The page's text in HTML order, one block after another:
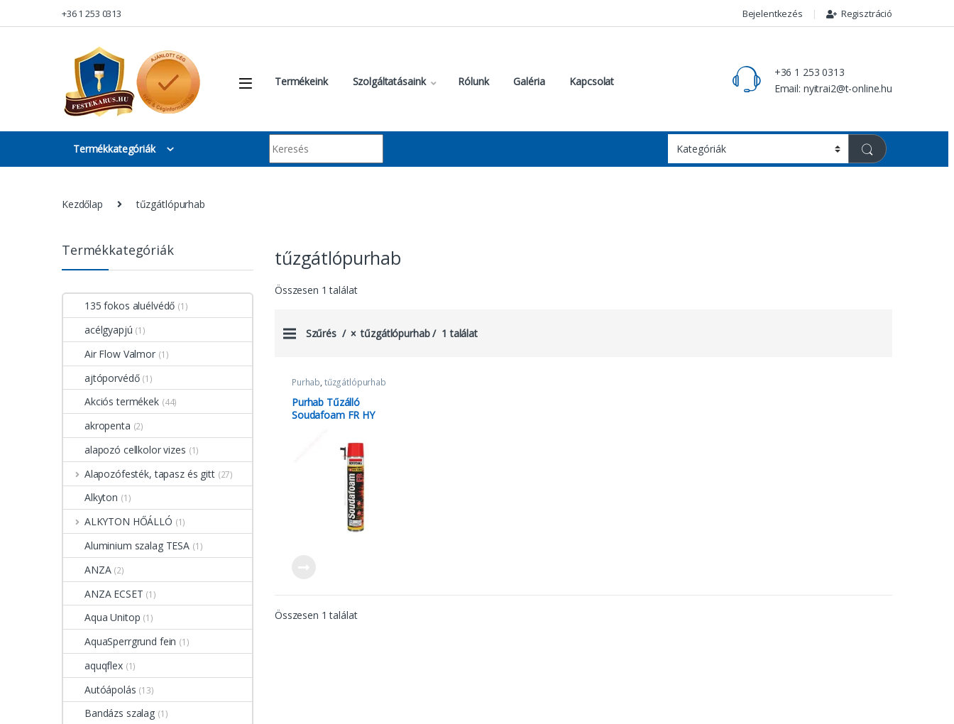
Skip to navigation
Skip to content+36 1 253 0313 Bejelentkezés Regisztráció
Termékeink Szolgáltatásaink Rólunk Galéria Kapcsolat
+36 1 253 0313
Email: nyitrai2@t-online.hu
Termékkategóriák
Kezdőlap tűzgátlópurhab
tűzgátlópurhab
Összesen 1 találat
Szűrés tűzgátlópurhab 1 találat
Purhab, tűzgátlópurhab
Purhab Tűzálló
Soudafoam FR HY
Összesen 1 találat
Termékkategóriák
135 fokos aluélvédő (1)
acélgyapjú (1)
Air Flow Valmor (1)
ajtóporvédő (1)
Akciós termékek (44)
akropenta (2)
alapozó cellkolor vizes (1)
Alapozófesték, tapasz és gitt (27)
Alkyton (1)
ALKYTON HŐÁLLÓ (1)
Aluminium szalag TESA (1)
ANZA (2)
ANZA ECSET (1)
Aqua Unitop (1)
AquaSperrgrund fein (1)
aquqflex (1)
Autóápolás (13)
Bandázs szalag (1)